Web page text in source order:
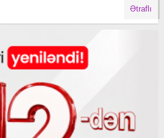
Ətraflı